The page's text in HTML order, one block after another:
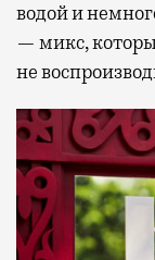
водой и
— микс,
не